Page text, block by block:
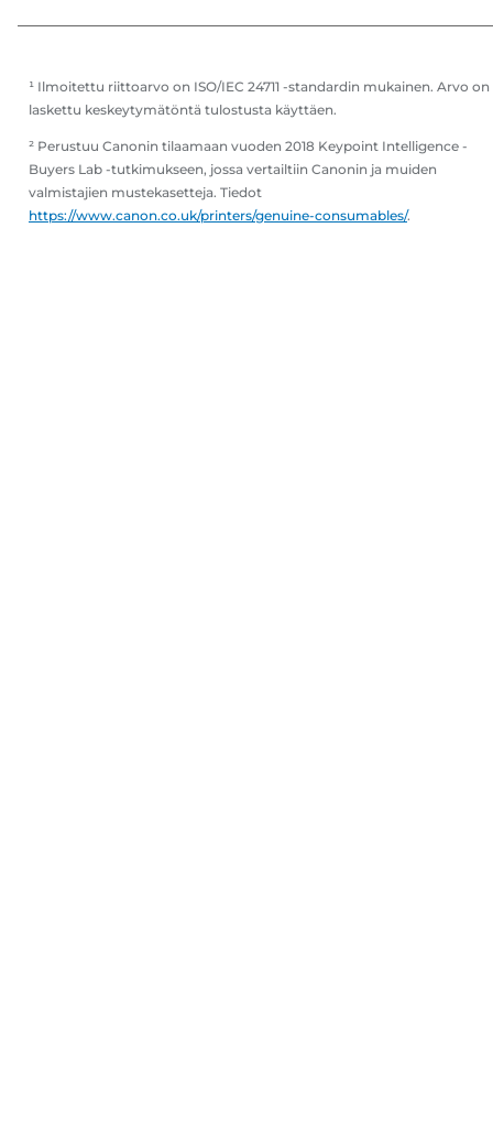
¹ Ilmoitettu riittoarvo on ISO/IEC 24711 -standardin mukainen. Arvo on
laskettu keskeytymätöntä tulostusta käyttäen.
² Perustuu Canonin tilaamaan vuoden 2018 Keypoint Intelligence -
Buyers Lab -tutkimukseen, jossa vertailtiin Canonin ja muiden
valmistajien mustekasetteja. Tiedot
https://www.canon.co.uk/printers/genuine-consumables/.